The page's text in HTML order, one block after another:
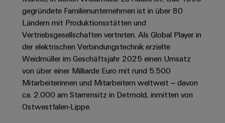
Lösungen
und
Produkte
Energiespeichersysteme
(ESS)
Energieübertragung
und
-
Single
Pair
Ethernet
Schaltschrank-
und
Feldebene
Anschlussleitungen,
Patchkabel
und
Kabel
SPS
Systemverkabelung
&
Migrationslösungen
easyConnect
-
Ihre
Industrial
Service
Platform
Connectivity
Consulting
Vertrieb
Großhandelssuche
News
Messen
Newsletter
Academy
People
&
Culture
Compliance
Weidmüller
Welt
Abschlussarbeiten
Neuanfang
für
Studienabbrecher
Offene
Stellen
für
gegründete Familienunternehmen ist in über 80
Ländern mit Produktionsstätten und
Vertriebsgesellschaften vertreten. Als Global Player in
der elektrischen Verbindungstechnik erzielte
Weidmüller im Geschäftsjahr 2025 einen Umsatz
von über einer Milliarde Euro mit rund 5.500
Mitarbeiterinnen und Mitarbeitern weltweit – davon
ca. 2.000 am Stammsitz in Detmold, inmitten von
Ostwestfalen-Lippe.